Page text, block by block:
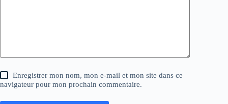
Enregistrer mon nom, mon e-mail et mon site dans ce
navigateur pour mon prochain commentaire.